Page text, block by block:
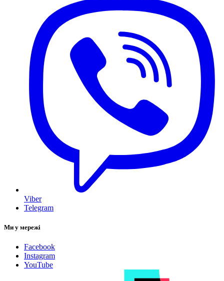
Viber
Telegram
Ми у мережі
Facebook
Instagram
YouTube